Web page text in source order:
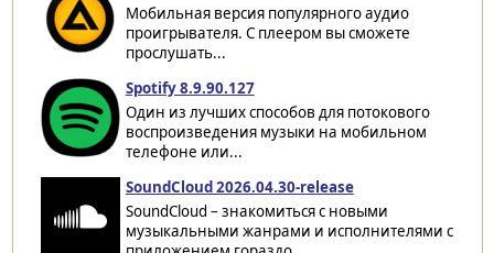
Мобильная версия популярного аудио
проигрывателя. С плеером вы сможете
прослушать...
Spotify 8.9.90.127
Один из лучших способов для потокового
воспроизведения музыки на мобильном
телефоне или...
SoundCloud 2026.04.30-release
SoundCloud – знакомиться с новыми
музыкальными жанрами и исполнителями с